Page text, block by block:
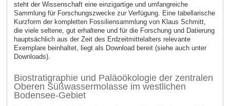
steht der Wissenschaft eine einzigartige und umfangreiche
Sammlung für Forschungszwecke zur Verfügung. Eine tabellarische
Kurzform der kompletten Fossiliensammlung von Klaus Schmitt,
die viele seltene, gut erhaltene und für die Forschung und Datierung
hauptsächlich aus der Zeit des Erdzeitmittelalters relevante
Exemplare beinhaltet, liegt als Download bereit (siehe auch unter
Downloads).
Biostratigraphie und Paläoökologie der zentralen
Oberen Süßwassermolasse im westlichen
Bodensee-Gebiet